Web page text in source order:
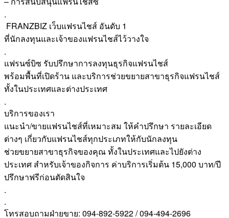
.
FRANZBIZ เว็บแฟรนไชส์ อันดับ 1
ที่นักลงทุนและเจ้าของแฟรนไชส์ไว้วางใจ
.
แฟรนซ์บิซ รับปรึกษาการลงทุนธุรกิจแฟรนไชส์
พร้อมพื้นที่เปิดร้าน และบริการช่วยขยายสาขาธุรกิจแฟรนไชส์
ทั้งในประเทศและต่างประเทศ
.
บริการของเรา
แนะนำ/ขายแฟรนไชส์ที่เหมาะสม ให้คำปรึกษา รายละเอียด
ต่างๆ เกี่ยวกับแฟรนไชส์ทุกประเภทให้กับนักลงทุน
ช่วยขยายสาขาธุรกิจของคุณ ทั้งในประเทศและไปยังต่าง
ประเทศ สำหรับเจ้าของกิจการ ค่าบริการเริ่มต้น 15,000 บาท/ปี
ปรึกษาฟรีก่อนตัดสินใจ
.
.
โทรสอบถามฝ่ายขาย: 094-892-5922 / 094-494-2696